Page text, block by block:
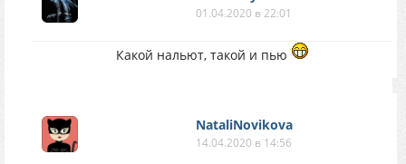
01.04.2020 в 22:01
Какой нальют, такой и пью
NataliNovikova
14.04.2020 в 14:56